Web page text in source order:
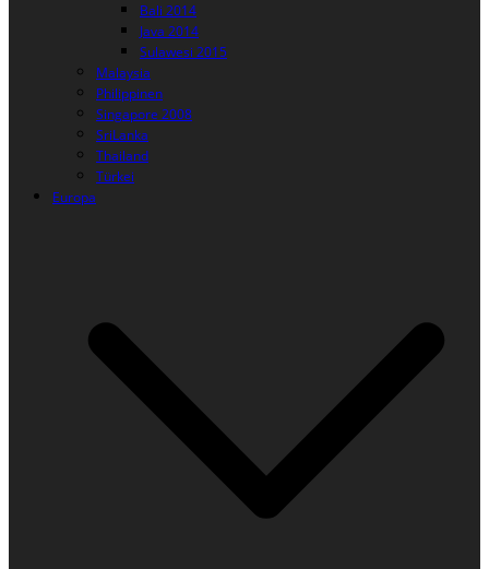
Bali 2014
Java 2014
Sulawesi 2015
Malaysia
Philippinen
Singapore 2008
SriLanka
Thailand
Türkei
Europa